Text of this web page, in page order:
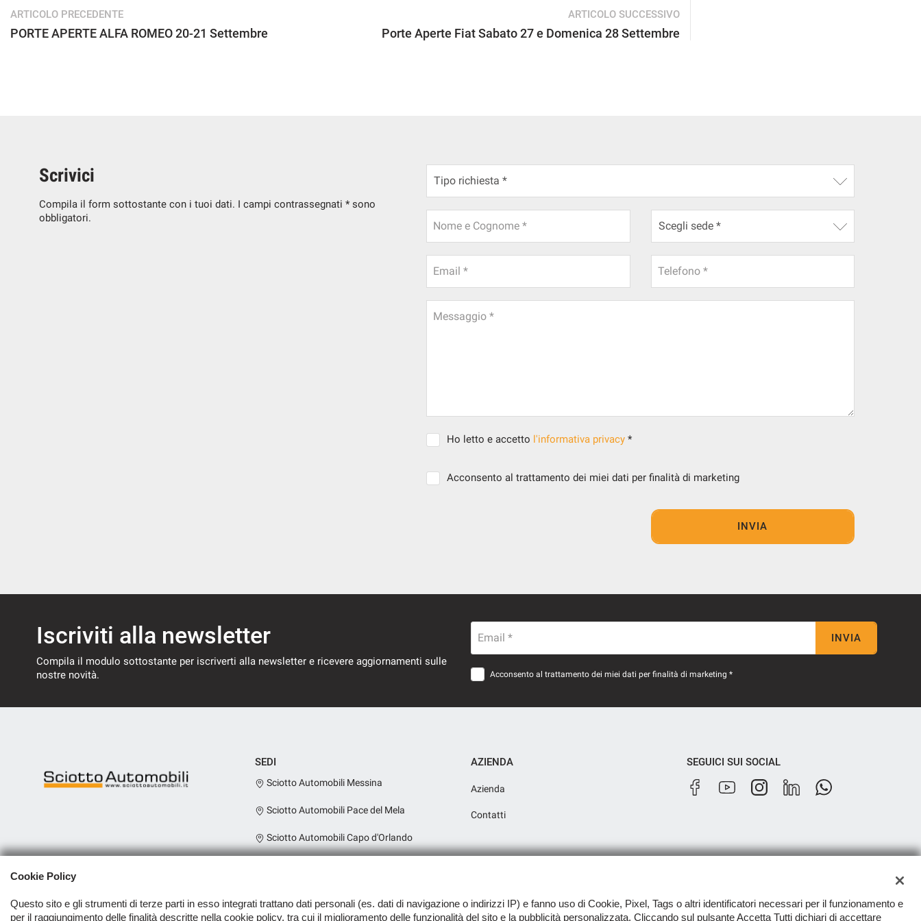
ARTICOLO PRECEDENTE
PORTE APERTE ALFA ROMEO 20-21 Settembre
ARTICOLO SUCCESSIVO
Porte Aperte Fiat Sabato 27 e Domenica 28 Settembre
Scrivici
Compila il form sottostante con i tuoi dati. I campi contrassegnati * sono
obbligatori.
Nome e Cognome *
Email * Telefono *
Messaggio *
Ho letto e accetto l'informativa privacy *
Acconsento al trattamento dei miei dati per finalità di marketing
INVIA
Iscriviti alla newsletter
Compila il modulo sottostante per iscriverti alla newsletter e ricevere aggiornamenti sulle
nostre novità.
Email * INVIA
Acconsento al trattamento dei miei dati per finalità di marketing *
SEDI
Sciotto Automobili Messina
Sciotto Automobili Pace del Mela
Sciotto Automobili Capo d'Orlando
AZIENDA
Azienda
Contatti
SEGUICI SUI SOCIAL
Cookie Policy
Questo sito e gli strumenti di terze parti in esso integrati trattano dati personali (es. dati di navigazione o indirizzi IP) e fanno uso di Cookie, Pixel, Tags o altri identificatori necessari per il funzionamento e
per il raggiungimento delle finalità descritte nella cookie policy, tra cui il miglioramento delle funzionalità del sito e la pubblicità personalizzata. Cliccando sul pulsante Accetta Tutti dichiari di accettare